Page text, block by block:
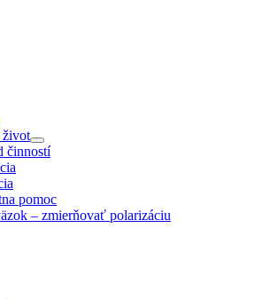
život
činností
pomoc
– zmierňovať polarizáciu